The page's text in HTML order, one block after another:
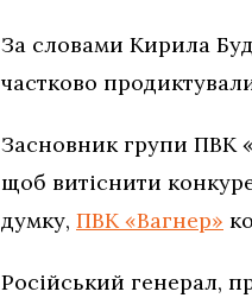
За словами Кирила
частково
Засновник групи ПВК
щоб витіснити
думку, ПВК «Вагнер»
Російський генерал,